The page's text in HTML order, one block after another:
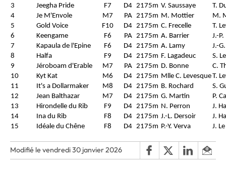
3
Jeegha Pride F7 D4 2175m V. Saussaye
T.
4
Je M'Envole M7 PA 2175m M. Mottier
M.
5
Gold Voice F10 D4 2175m C. Frecelle
T.
6
Keengame F6 PA 2175m A. Barrier
J.-
7
Kapaula de l'Epine F6 D4 2175m A. Lamy
J.-
8
Halfa F9 D4 2175m F. Lagadeuc
S.
9
Jéroboam d'Erable M7 PA 2175m D. Bonne
C.
10
Kyt Kat M6 D4 2175m Mlle C. LevesqueT.
11
It's a Dollarmaker M8 D4 2175m B. Rochard
S.
12
Jean Balthazar M7 D4 2175m G. Martin
P.
13
Hirondelle du Rib F9 D4 2175m N. Perron
J.
14
Ina du Rib F8 D4 2175m J.-L. Dersoir
J.
15
Idéale du Chêne F8 D4 2175m P.-Y. Verva J.
Modifié le vendredi 30 janvier 2026